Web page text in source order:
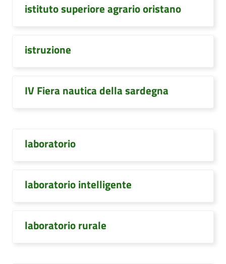
istituto superiore agrario oristano
istruzione
IV Fiera nautica della sardegna
laboratorio
laboratorio intelligente
laboratorio rurale